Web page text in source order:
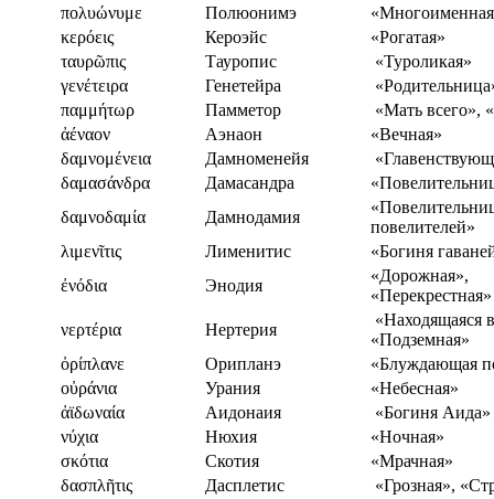
πολυώνυμε
Полюонимэ
κερόεις
Кероэйс
«Рогатая»
ταυρῶπις
Тауропис
«Туроликая»
γενέτειρα
Генетейра
παμμήτωρ
Памметор
«Мать всего»,
ἀέναον
Аэнаон
«Вечная»
δαμνομένεια
Дамноменейя
δαμασάνδρα
Дамасандра
δαμνοδαμία
Дамнодамия
повелителей»
λιμενῖτις
Лименитис
«Богиня
ἐνόδια
Энодия
«Дорожная»,
«Перекрестная»
νερτέρια
Нертерия
«Находящаяся
«Подземная»
ὀρίπλανε
Орипланэ
«Блуждающая
οὐράνια
Урания
«Небесная»
ἀϊδωναία
Аидонаия
«Богиня Аида»
νύχια
Нюхия
«Ночная»
σκότια
Скотия
«Мрачная»
δασπλῆτις
Дасплетис
«Грозная»,